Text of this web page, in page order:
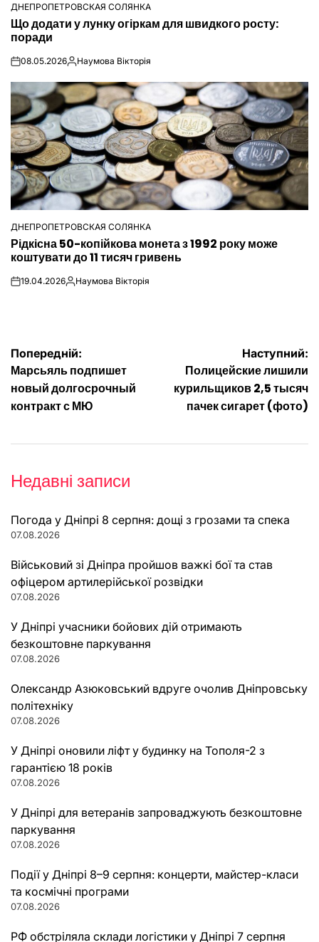
ОПУБЛІКУВАТИ
У
ДНЕПРОПЕТРОВСКАЯ СОЛЯНКА
Що додати у лунку огіркам для швидкого росту:
поради
on08.05.2026Опубліковано
Наумова Вікторія
ОПУБЛІКУВАТИ
У
ДНЕПРОПЕТРОВСКАЯ СОЛЯНКА
Рідкісна 50-копійкова монета з 1992 року може
коштувати до 11 тисяч гривень
on19.04.2026Опубліковано
Наумова Вікторія
Навігація
записів
Попередній:
Марсьяль подпишет
новый долгосрочный
контракт с МЮ
Наступний:
Полицейские лишили
курильщиков 2,5 тысяч
пачек сигарет (фото)
Недавні записи
Погода у Дніпрі 8 серпня: дощі з грозами та спека
07.08.2026
Військовий зі Дніпра пройшов важкі бої та став
офіцером артилерійської розвідки
07.08.2026
У Дніпрі учасники бойових дій отримають
безкоштовне паркування
07.08.2026
Олександр Азюковський вдруге очолив Дніпровську
політехніку
07.08.2026
У Дніпрі оновили ліфт у будинку на Тополя-2 з
гарантією 18 років
07.08.2026
У Дніпрі для ветеранів запроваджують безкоштовне
паркування
07.08.2026
Події у Дніпрі 8–9 серпня: концерти, майстер-класи
та космічні програми
07.08.2026
РФ обстріляла склади логістики у Дніпрі 7 серпня